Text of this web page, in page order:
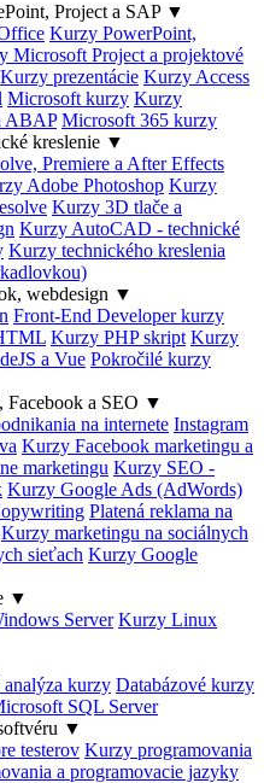
Project a SAP ▼
Kurzy PowerPoint,
Microsoft Project a projektové
Kurzy prezentácie Kurzy Access
Microsoft kurzy Kurzy
ABAP Microsoft 365 kurzy
kreslenie ▼
Premiere a After Effects
Adobe Photoshop Kurzy
Kurzy 3D tlače a
Kurzy AutoCAD - technické
Kurzy technického kreslenia
webdesign ▼
Front-End Developer kurzy
Kurzy PHP skript Kurzy
a Vue Pokročilé kurzy
Facebook a SEO ▼
na internete Instagram
Kurzy Facebook marketingu a
marketingu Kurzy SEO -
Kurzy Google Ads (AdWords)
Platená reklama na
Kurzy marketingu na sociálnych
sieťach Kurzy Google
▼
Server Kurzy Linux
analýza kurzy Databázové kurzy
SQL Server
▼
testerov Kurzy programovania
a programovacie jazyky